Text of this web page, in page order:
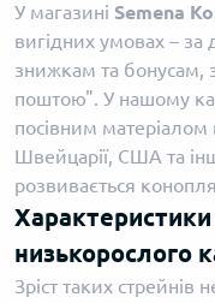
У магазині Semena
вигідних умовах –
знижкам та
поштою". У нашому
посівним матеріалом
Швейцарії, США та
розвивається
низькорослого
Зріст таких